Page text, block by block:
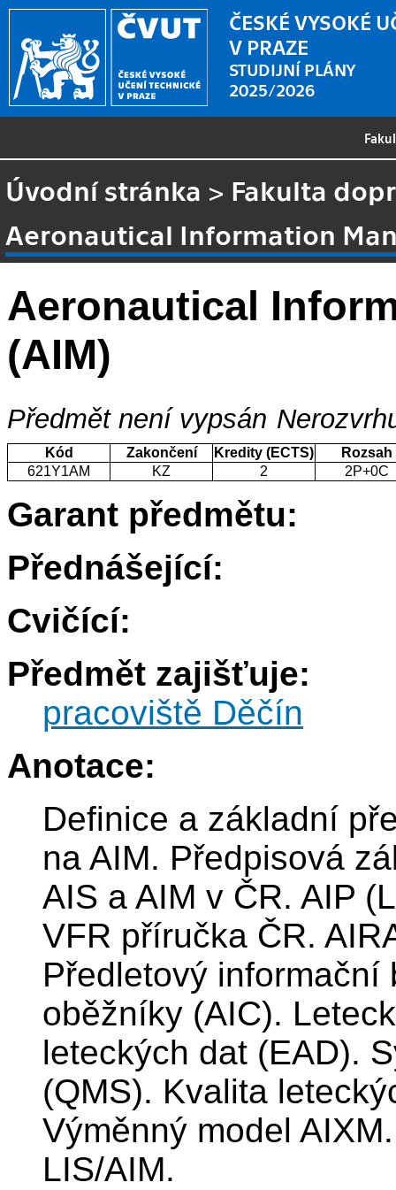
ČESKÉ VYSOKÉ
V PRAZE
STUDIJNÍ PLÁNY
2025/2026
Úvodní stránka > Fakulta
Aeronautical Information
Aeronautical
(AIM)
Předmět není vypsán
Kód Zakončení Kredity (ECTS)
Rozsah
621Y1AM
KZ 2 2P+0C
Garant předmětu:
Přednášející:
Cvičící:
Předmět zajišťuje:
pracoviště Děčín
Anotace:
Definice a základní
na AIM. Předpisová
AIS a AIM v ČR. AIP
VFR příručka ČR.
Předletový informační
oběžníky (AIC).
leteckých dat (EAD).
(QMS). Kvalita
Výměnný model
LIS/AIM.